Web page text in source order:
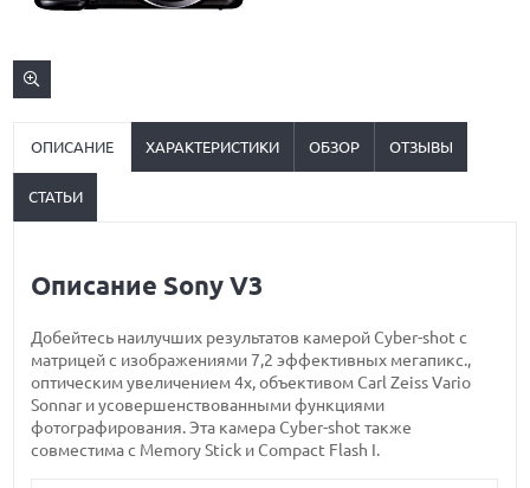
ОПИСАНИЕ ХАРАКТЕРИСТИКИ ОБЗОР ОТЗЫВЫ
СТАТЬИ
Описание Sony V3
Добейтесь наилучших результатов камерой Cyber-shot с
матрицей с изображениями 7,2 эффективных мегапикс.,
оптическим увеличением 4x, объективом Carl Zeiss Vario
Sonnar и усовершенствованными функциями
фотографирования. Эта камера Cyber-shot также
совместима с Memory Stick и Compact Flash I.